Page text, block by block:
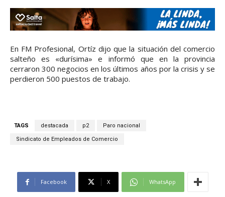
En FM Profesional, Ortíz dijo que la situación del comercio
salteño es «durísima» e informó que en la provincia
cerraron 300 negocios en los últimos años por la crisis y se
perdieron 500 puestos de trabajo.
TAGS destacada p2 Paro nacional
Sindicato de Empleados de Comercio
Facebook X WhatsApp